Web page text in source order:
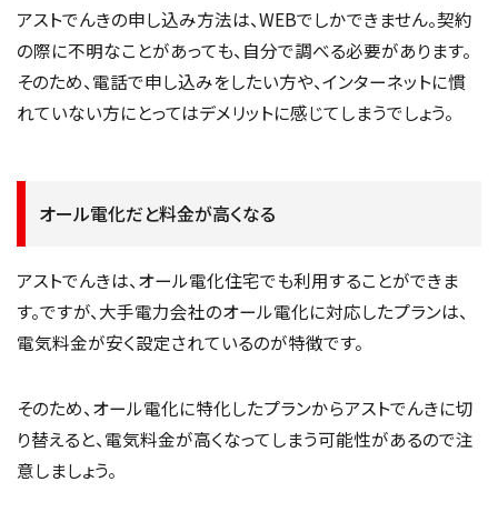
アストでんきの申し込み方法は、WEBでしかできません。契約
の際に不明なことがあっても、自分で調べる必要があります。
そのため、電話で申し込みをしたい方や、インターネットに慣
れていない方にとってはデメリットに感じてしまうでしょう。
オール電化だと料金が高くなる
アストでんきは、オール電化住宅でも利用することができま
す。ですが、大手電力会社のオール電化に対応したプランは、
電気料金が安く設定されているのが特徴です。
そのため、オール電化に特化したプランからアストでんきに切
り替えると、電気料金が高くなってしまう可能性があるので注
意しましょう。